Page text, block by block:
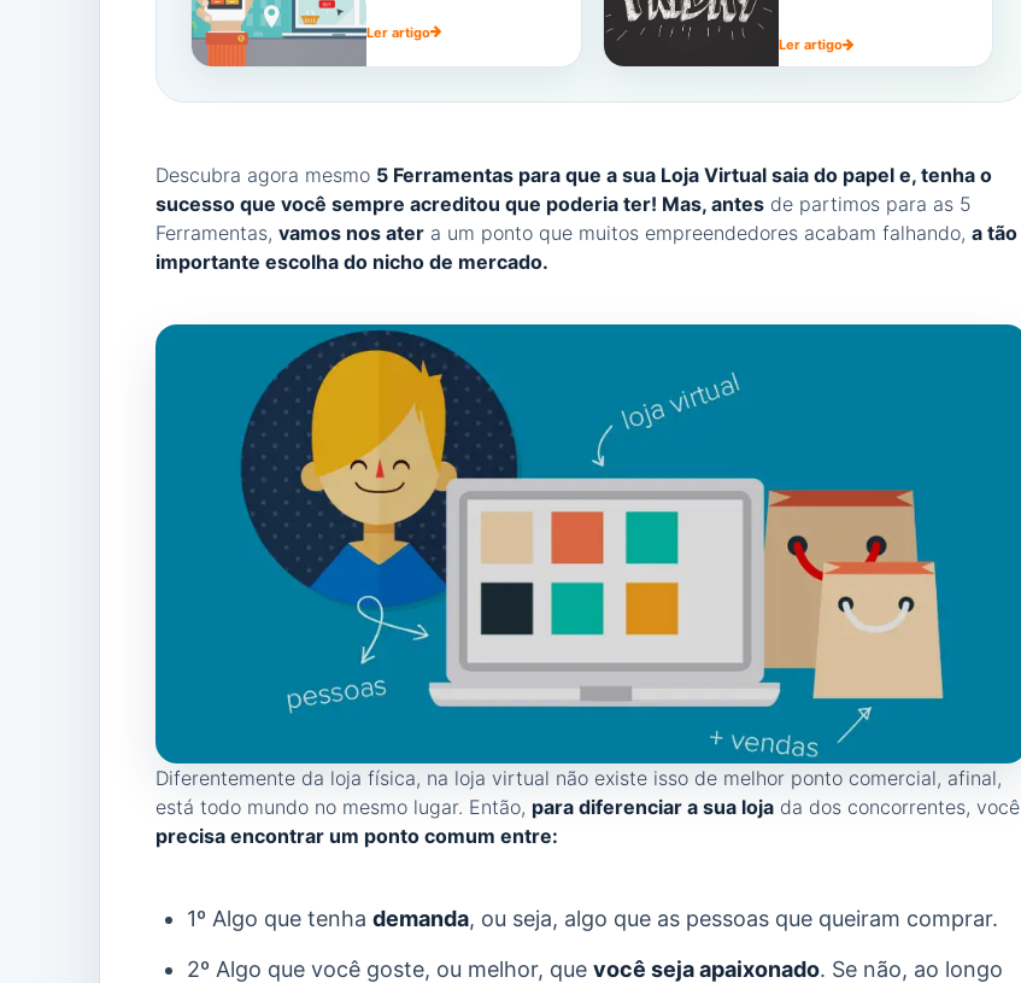
Ler artigo
Ler artigo
Descubra agora mesmo 5 Ferramentas para que a sua Loja Virtual saia do papel e, tenha o
sucesso que você sempre acreditou que poderia ter! Mas, antes de partimos para as 5
Ferramentas, vamos nos ater a um ponto que muitos empreendedores acabam falhando, a tão
importante escolha do nicho de mercado.
Diferentemente da loja física, na loja virtual não existe isso de melhor ponto comercial, afinal,
está todo mundo no mesmo lugar. Então, para diferenciar a sua loja da dos concorrentes, você
precisa encontrar um ponto comum entre:
1º Algo que tenha demanda, ou seja, algo que as pessoas que queiram comprar.
2º Algo que você goste, ou melhor, que você seja apaixonado. Se não, ao longo